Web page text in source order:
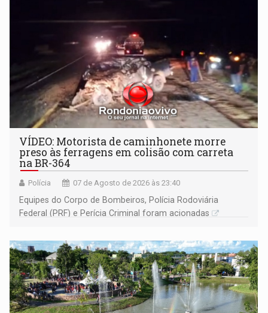
VÍDEO: Motorista de caminhonete morre
preso às ferragens em colisão com carreta
na BR-364
Polícia 07 de Agosto de 2026 às 23:40
Equipes do Corpo de Bombeiros, Polícia Rodoviária
Federal (PRF) e Perícia Criminal foram acionadas